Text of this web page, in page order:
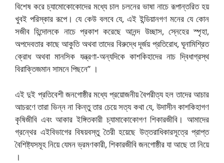
বিশেষ করে চ্যামোকোকোদের মধ্যে চাল চলনের ভাষা নাচে রূপান্তরিত হয়
খুবই পরিস্কার রূপে। যে কেউ বলবে যে, এই ইন্ডিয়ানগণ মনের যে কোন
সজীব হিন্দোলকে নাচে প্রকাশ করেছে আনন্দ উচ্ছাস, স্নেহের স্পৃহা,
অপদেবতার কাছে আকুতি অথবা তাদের বিরুদ্ধে দূর্জয় প্রতিরোধ, ঘূনামিশ্রিত
ক্রোধ অথবা মানসিক যন্ত্রণা-অন্যদিকে কাশকিহাদের নাচ দ্বিধাগ্রস্থ
বিরাক্তিজমান সামনে পিছনে” ।
এই দুই প্রতিবেশী জনগোষ্ঠীর মধ্যে প্রয়োজনীয় বৈপরীত্য হল তাদের আচার
আচরণে তারা ভিন্ন না কিন্তু তার চেয়ে সত্য কথা যে, উদাসীন কাশকিহাগণ
কৃষিজীবি এবং আকার ইঙ্গিতকারী চ্যামাকোকোগণ শিকারজীবি। আমাদের
গ্রন্থের এইবিভাগের বিষয়বস্তু তৈরী হয়েছে উত্তরাধিকারসূত্রে প্রাপ্ত
বৈশিষ্ট্যসমূহ নিয়ে যেমন ভ্রমণকারী, শিকারজীবি জনগোষ্ঠীর যা আছে তা নিয়ে
।